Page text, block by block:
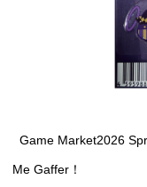
Game Market2026
Me Gaffer！